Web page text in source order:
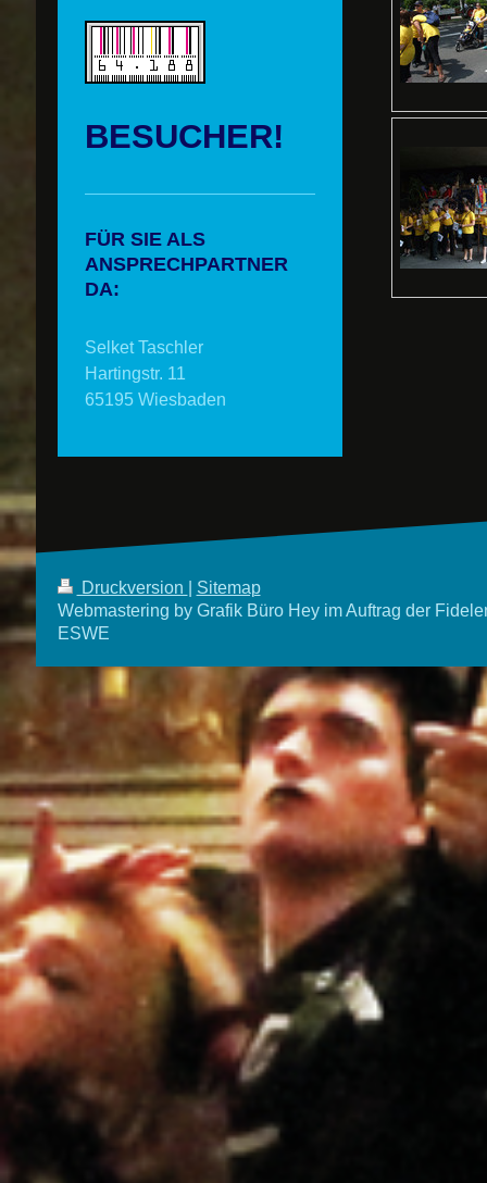
BESUCHER!
FÜR SIE ALS
ANSPRECHPARTNER
DA:
Selket Taschler
Hartingstr. 11
65195 Wiesbaden
Druckversion
Sitemap
Webmastering by Grafik Büro Hey im Auftrag der
ESWE